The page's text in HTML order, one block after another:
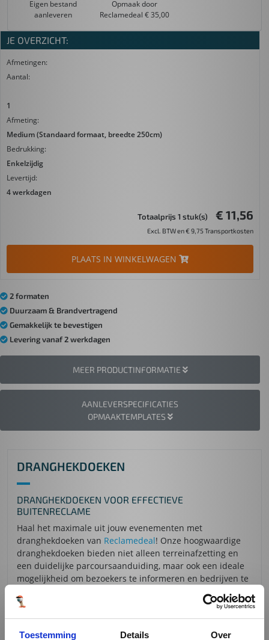
Toestemming Details Over
Eigen bestand
aanleveren
Opmaak door
Reclamedeal € 35,00
JE OVERZICHT:
Afmetingen:
Aantal:
1
Afmeting:
Medium (Standaard formaat, breedte 250cm)
Bedrukking:
Enkelzijdig
Levertijd:
4 werkdagen
Totaalprijs 1 stuk(s) € 11,56
Excl. BTW en € 9,75 Transportkosten
PLAATS IN WINKELWAGEN
2 formaten
Duurzaam & Brandvertragend
Gemakkelijk te bevestigen
Levering vanaf 2 werkdagen
MEER PRODUCTINFORMATIE
AANLEVERSPECIFICATIES
OPMAAKTEMPLATES
DRANGHEKDOEKEN
DRANGHEKDOEKEN VOOR EFFECTIEVE
BUITENRECLAME
Haal het maximale uit jouw evenementen met
dranghekdoeken van Reclamedeal! Onze hoogwaardige
dranghekdoeken bieden niet alleen terreinafzetting en
een duidelijke parcoursaanduiding, maar ook een ideale
mogelijkheid om bezoekers te informeren en bedrijven te
promoten. Met onze dranghekdoeken, gemaakt van het
sterke Banner 510-materiaal, ben je verzekerd van een
snelle en gemakkelijke bevestiging met tyraps. Ontdek
hoe onze dranghekdoeken jouw buitenreclame naar een